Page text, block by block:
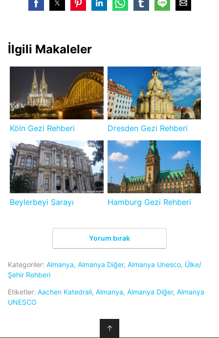
İlgili Makaleler
Köln Gezi Rehberi Dresden Gezi Rehberi
Beylerbeyi Sarayı Hamburg Gezi Rehberi
Yorum bırak
Kategoriler: Almanya, Almanya Diğer, Almanya Unesco, Ülke/
Şehir Rehberi
Etiketler: Aachen Katedrali, Almanya, Almanya Diğer, Almanya
UNESCO
↑